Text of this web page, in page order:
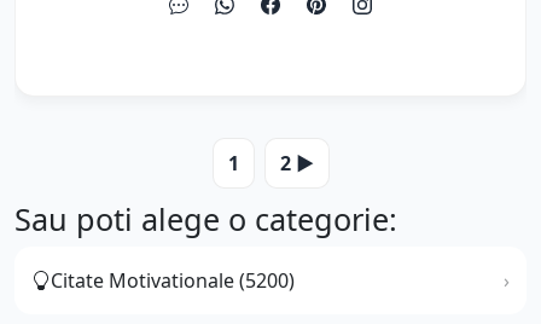
1 2 ▶️
Sau poti alege o categorie:
Citate Motivationale (5200)